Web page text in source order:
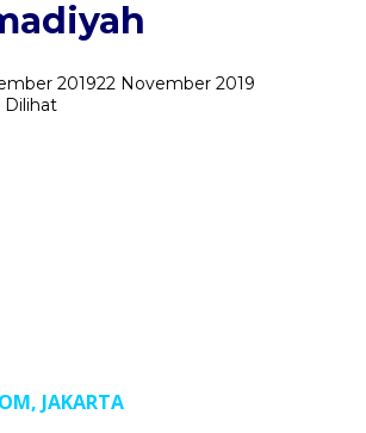
Muhammadiyah
201922 November 2019
Dilihat
JAKARTA